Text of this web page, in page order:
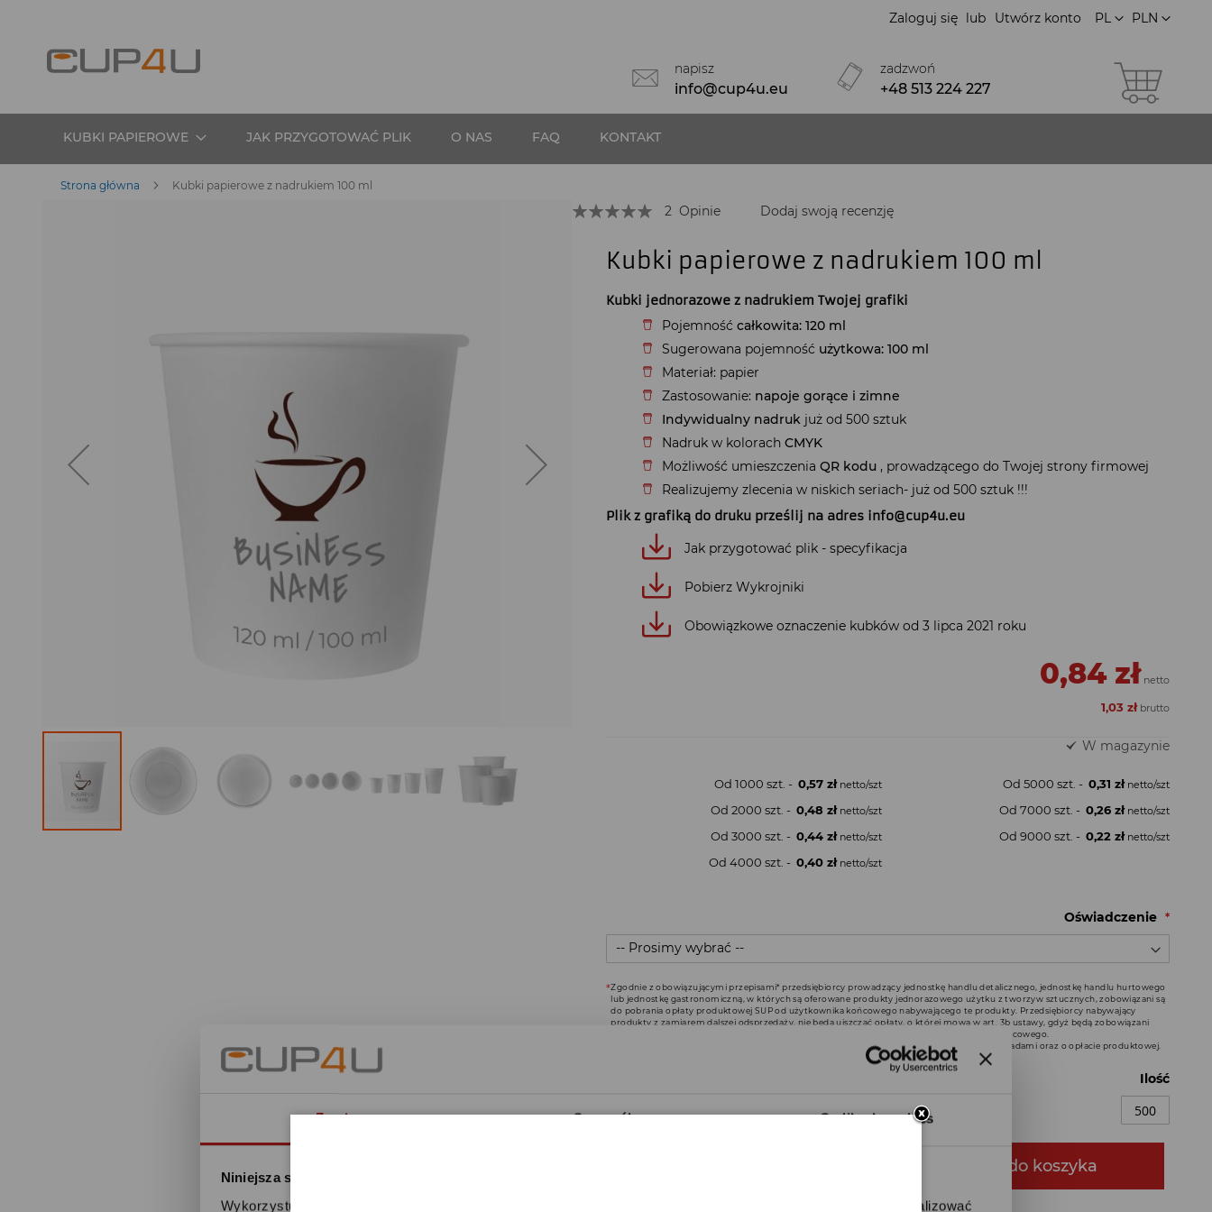
Zgoda Szczegóły O plikach cookies
Niniejsza strona korzysta z plików cookie
Wykorzystujemy pliki cookie do spersonalizowania treści i reklam, aby oferować funkcje społecznościowe i analizować
Waluta
PLN
treści
Język
PL
Zaloguj się Utwórz konto
napisz
info@cup4u.eu
zadzwoń
+48 513 224 227
KUBKI PAPIEROWE JAK PRZYGOTOWAĆ PLIK O NAS FAQ KONTAKT
Strona główna Kubki papierowe z nadrukiem 100 ml
Przejdź
galerii
Ocena:
2 Opinie Dodaj swoją recenzję
Kubki papierowe z nadrukiem 100 ml
Kubki jednorazowe z nadrukiem Twojej grafiki
Pojemność całkowita: 120 ml
Sugerowana pojemność użytkowa: 100 ml
Materiał: papier
Zastosowanie: napoje gorące i zimne
Indywidualny nadruk już od 500 sztuk
Nadruk w kolorach CMYK
Możliwość umieszczenia QR kodu , prowadzącego do Twojej strony firmowej
Realizujemy zlecenia w niskich seriach- już od 500 sztuk !!!
Plik z grafiką do druku prześlij na adres info@cup4u.eu
Jak przygotować plik - specyfikacja
Pobierz Wykrojniki
Obowiązkowe oznaczenie kubków od 3 lipca 2021 roku
1,03 zł
0,84 zł
W magazynie
Od 1000 szt. - 0,57 zł
Od 2000 szt. - 0,48 zł
Od 3000 szt. - 0,44 zł
Od 4000 szt. - 0,40 zł
Od 5000 szt. - 0,31 zł
Od 7000 szt. - 0,26 zł
Od 9000 szt. - 0,22 zł
Oświadczenie
Zgodnie z obowiązującymi przepisami* przedsiębiorcy prowadzący jednostkę handlu detalicznego, jednostkę handlu hurtowego
lub jednostkę gastronomiczną, w których są oferowane produkty jednorazowego użytku z tworzyw sztucznych, zobowiązani są
do pobrania opłaty produktowej SUP od użytkownika końcowego nabywającego te produkty. Przedsiębiorcy nabywający
produkty z zamiarem dalszej odsprzedaży, nie będą uiszczać opłaty, o której mowa w art. 3b ustawy, gdyż będą zobowiązani
przepisami ustawy do pobrania tej opłaty, gdy będą dostarczać produkt do użytkownika końcowego.
*Art. 3b, Ustawa o obowiązkach przedsiębiorców w zakresie gospodarowania niektórymi odpadami oraz o opłacie produktowej.
Ilość
Dodaj do koszyka